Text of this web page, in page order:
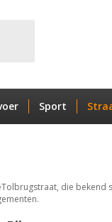
Sport
die bekend